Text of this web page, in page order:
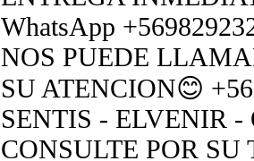
WhatsApp
NOS PUEDE
SU ATENCION😊
SENTIS - ELVENIR -
CONSULTE POR